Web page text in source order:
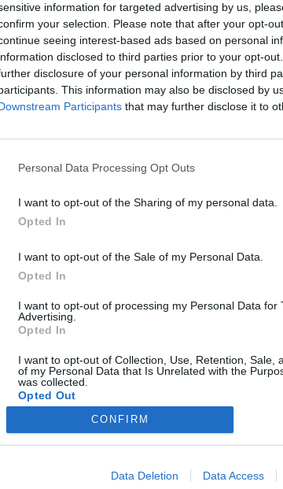
information for targeted advertising by us,
your selection. Please note that after your opt-
seeing interest-based ads based on personal
disclosed to third parties prior to your opt-
disclosure of your personal information by third
This information may also be disclosed by
Participants that may further disclose it to
Personal Data Processing Opt Outs
I want to opt-out of the Sharing of my personal data.
Opted In
I want to opt-out of the Sale of my Personal Data.
Opted In
I want to opt-out of processing my Personal Data for
Advertising.
Opted In
I want to opt-out of Collection, Use, Retention, Sale,
of my Personal Data that Is Unrelated with the
was collected.
Opted Out
CONFIRM
Data Deletion Data Access
Дискусия: Есенен фестивал 5
#10
във форума и да участвате в
се, ако нямате собствен
Точки за награди:
Точки за награди:
3,300